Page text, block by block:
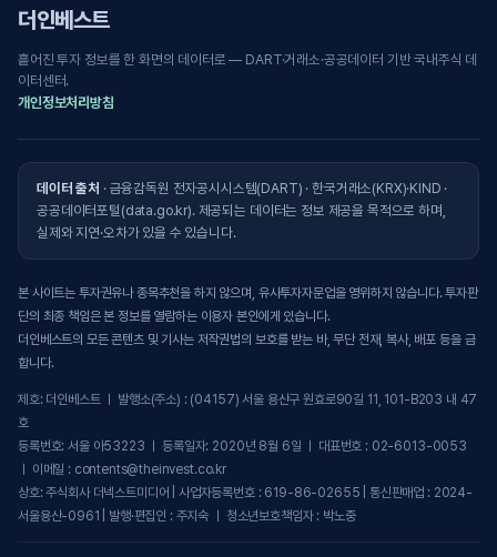
더인베스트
흩어진 투자 정보를 한 화면의 데이터로 — DART·거래소·공공데이터 기반 국내주식 데
이터센터.
개인정보처리방침
데이터 출처 · 금융감독원 전자공시시스템(DART) · 한국거래소(KRX)·KIND ·
공공데이터포털(data.go.kr). 제공되는 데이터는 정보 제공을 목적으로 하며,
실제와 지연·오차가 있을 수 있습니다.
본 사이트는 투자권유나 종목추천을 하지 않으며, 유사투자자문업을 영위하지 않습니다. 투자판
단의 최종 책임은 본 정보를 열람하는 이용자 본인에게 있습니다.
더인베스트의 모든 콘텐츠 및 기사는 저작권법의 보호를 받는 바, 무단 전재, 복사, 배포 등을 금
합니다.
제호: 더인베스트 ㅣ 발행소(주소) : (04157) 서울 용산구 원효로90길 11, 101-B203 내 47
호
등록번호: 서울 아53223 ㅣ 등록일자: 2020년 8월 6일 ㅣ 대표번호 : 02-6013-0053
ㅣ 이메일 : contents@theinvest.co.kr
상호: 주식회사 더넥스트미디어 | 사업자등록번호 : 619-86-02655 | 통신판매업 : 2024-
서울용산-0961 | 발행·편집인 : 주지숙 ㅣ 청소년보호책임자 : 박노중